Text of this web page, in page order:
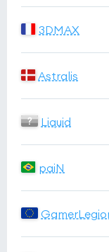
3DMAX
Astralis
Liquid
paiN